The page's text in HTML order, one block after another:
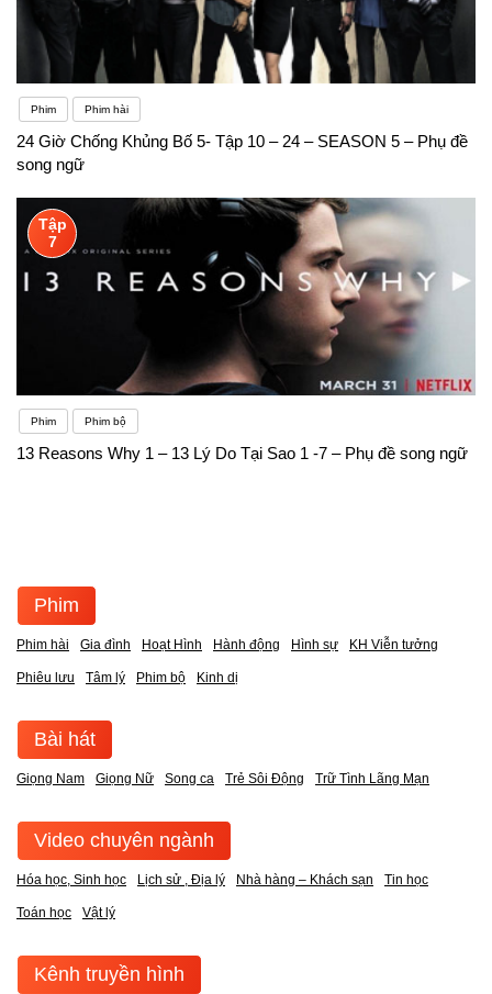
Phim Phim hài
24 Giờ Chống Khủng Bố 5- Tập 10 – 24 – SEASON 5 – Phụ đề
song ngữ
Tập
7
Phim Phim bộ
13 Reasons Why 1 – 13 Lý Do Tại Sao 1 -7 – Phụ đề song ngữ
Phim
Phim hài Gia đình Hoạt Hình Hành động Hình sự KH Viễn tưởng
Phiêu lưu Tâm lý Phim bộ Kinh dị
Bài hát
Giọng Nam Giọng Nữ Song ca Trẻ Sôi Động Trữ Tình Lãng Mạn
Video chuyên ngành
Hóa học, Sinh học Lịch sử , Địa lý Nhà hàng – Khách sạn Tin học
Toán học Vật lý
Kênh truyền hình